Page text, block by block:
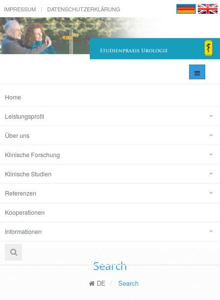
IMPRESSUM DATENSCHUTZERKLÄRUNG
Home
Leistungsprofil
Über uns
Klinische Forschung
Klinische Studien
Referenzen
Kooperationen
Informationen
Search
DE Search